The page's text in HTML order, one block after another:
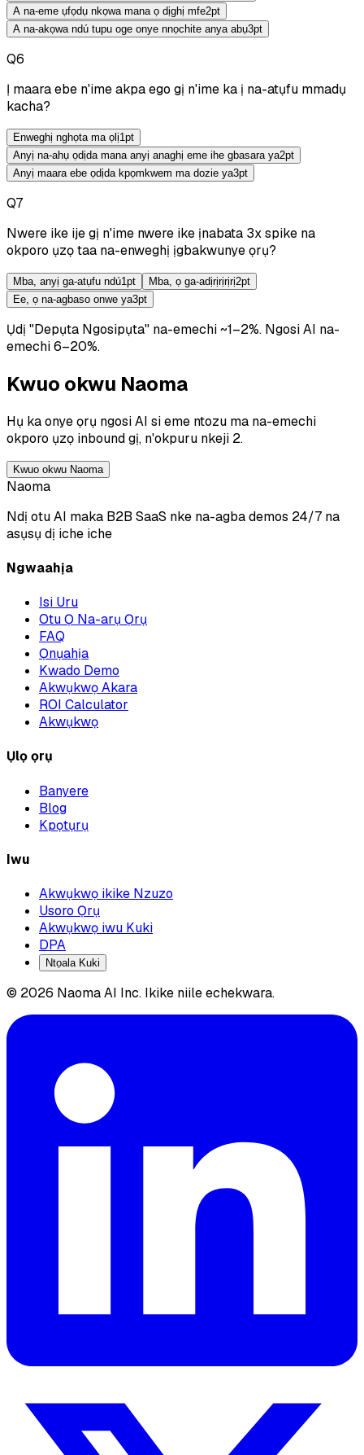
A na-eme ụfọdụ nkọwa mana ọ dịghị mfe2pt
A na-akọwa ndú tupu oge onye nnọchite anya abụ3pt
Q6
Ị maara ebe n'ime akpa ego gị n'ime ka ị na-atụfu mmadụ
kacha?
Enweghị nghọta ma ọlị1 pt
Anyị na-ahụ ọdịda mana anyị anaghị eme ihe gbasara ya2pt
Anyị maara ebe ọdịda kpọmkwem ma dozie ya3pt
Q7
Nwere ike ije gị n'ime nwere ike ịnabata 3x spike na
okporo ụzọ taa na-enweghị ịgbakwunye ọrụ?
Mba, anyị ga-atụfu ndú1 pt Mba, ọ ga-adịrịrịrịrị2pt
Ee, ọ na-agbaso onwe ya3pt
Ụdị "Depụta Ngosipụta" na-emechi ~1–2%. Ngosi AI na-
emechi 6–20%.
Kwuo okwu Naoma
Hụ ka onye ọrụ ngosi AI si eme ntozu ma na-emechi
okporo ụzọ inbound gị, n'okpuru nkeji 2.
Kwuo okwu Naoma
Naoma
Ndị otu AI maka B2B SaaS nke na-agba demos 24/7 na
asụsụ dị iche iche
Ngwaahịa
Isi Uru
Otu Ọ Na-arụ Ọrụ
FAQ
Ọnụahịa
Kwado Demo
Akwụkwọ Akara
ROI Calculator
Akwụkwọ
Ụlọ ọrụ
Banyere
Blog
Kpọtụrụ
Iwu
Akwụkwọ ikike Nzuzo
Usoro Ọrụ
Akwụkwọ iwu Kuki
DPA
Ntọala Kuki
© 2026 Naoma AI Inc. Ikike niile echekwara.